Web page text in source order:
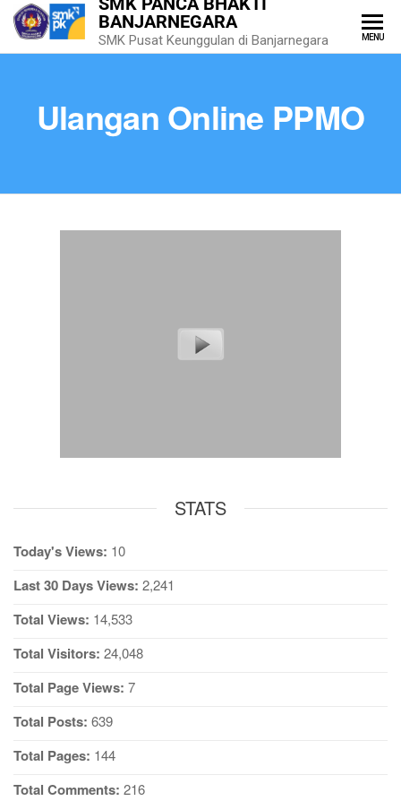
BANJARNEGARA
SMK Pusat Keunggulan di Banjarnegara MENU
Ulangan Online PPMO
STATS
Today's Views: 10
Last 30 Days Views: 2,241
Total Views: 14,533
Total Visitors: 24,048
Total Page Views: 7
Total Posts: 639
Total Pages: 144
Total Comments: 216